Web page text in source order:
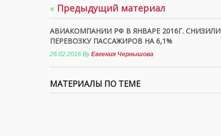
« Предыдущий материал
АВИАКОМПАНИИ РФ В ЯНВАРЕ 2016Г. СНИЗИЛИ
ПЕРЕВОЗКУ ПАССАЖИРОВ НА 6,1%
26.02.2016 ByЕвгения Чернышова
МАТЕРИАЛЫ ПО ТЕМЕ